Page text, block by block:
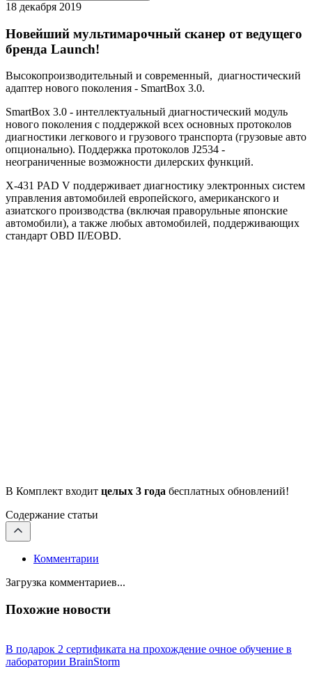
18 декабря 2019
Новейший мультимарочный сканер от ведущего
бренда Launch!
Высокопроизводительный и современный, диагностический
адаптер нового поколения - SmartBox 3.0.
SmartBox 3.0 - интеллектуальный диагностический модуль
нового поколения с поддержкой всех основных протоколов
диагностики легкового и грузового транспорта (грузовые авто
опционально). Поддержка протоколов J2534 -
неограниченные возможности дилерских функций.
X-431 PAD V поддерживает диагностику электронных систем
управления автомобилей европейского, американского и
азиатского производства (включая праворульные японские
автомобили), а также любых автомобилей, поддерживающих
стандарт OBD II/EOBD.
В Комплект входит целых 3 года бесплатных обновлений!
Содержание статьи
Комментарии
Загрузка комментариев...
Похожие новости
В подарок 2 сертификата на прохождение очное обучение в
лаборатории BrainStorm